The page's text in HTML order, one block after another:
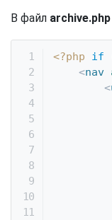
В файл archive.php
<?php if
<nav
<